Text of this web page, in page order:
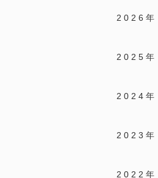
2026年
2025年
2024年
2023年
2022年